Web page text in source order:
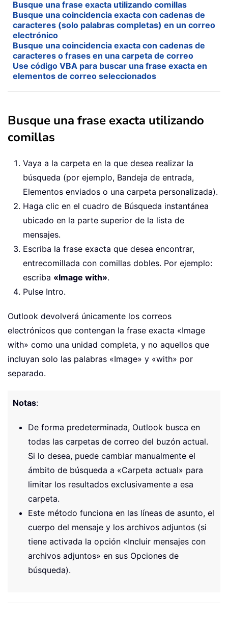
Busque una frase exacta utilizando comillas
Busque una coincidencia exacta con cadenas de
caracteres (solo palabras completas) en un correo
electrónico
Busque una coincidencia exacta con cadenas de
caracteres o frases en una carpeta de correo
Use código VBA para buscar una frase exacta en
elementos de correo seleccionados
Busque una frase exacta utilizando
comillas
Vaya a la carpeta en la que desea realizar la
búsqueda (por ejemplo, Bandeja de entrada,
Elementos enviados o una carpeta personalizada).
Haga clic en el cuadro de Búsqueda instantánea
ubicado en la parte superior de la lista de
mensajes.
Escriba la frase exacta que desea encontrar,
entrecomillada con comillas dobles. Por ejemplo:
escriba «Image with».
Pulse Intro.
Outlook devolverá únicamente los correos
electrónicos que contengan la frase exacta «Image
with» como una unidad completa, y no aquellos que
incluyan solo las palabras «Image» y «with» por
separado.
Notas:
De forma predeterminada, Outlook busca en
todas las carpetas de correo del buzón actual.
Si lo desea, puede cambiar manualmente el
ámbito de búsqueda a «Carpeta actual» para
limitar los resultados exclusivamente a esa
carpeta.
Este método funciona en las líneas de asunto, el
cuerpo del mensaje y los archivos adjuntos (si
tiene activada la opción «Incluir mensajes con
archivos adjuntos» en sus Opciones de
búsqueda).